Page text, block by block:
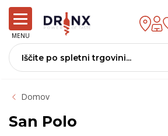
MENU
Domov
San Polo